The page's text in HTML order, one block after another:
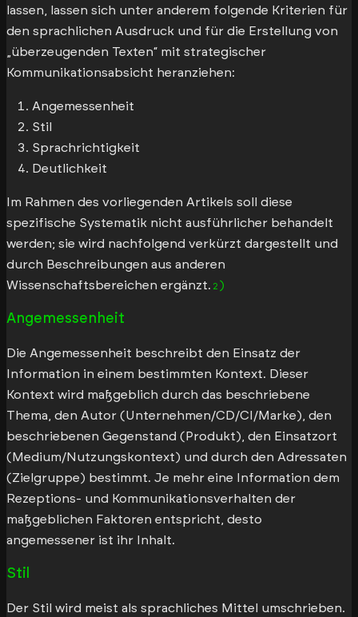
lassen, lassen sich unter anderem folgende Kriterien für
den sprachlichen Ausdruck und für die Erstellung von
„überzeugenden Texten“ mit strategischer
Kommunikationsabsicht heranziehen:
Angemessenheit
Stil
Sprachrichtigkeit
Deutlichkeit
Im Rahmen des vorliegenden Artikels soll diese
spezifische Systematik nicht ausführlicher behandelt
werden; sie wird nachfolgend verkürzt dargestellt und
durch Beschreibungen aus anderen
Wissenschaftsbereichen ergänzt. 2
Angemessenheit
Die Angemessenheit beschreibt den Einsatz der
Information in einem bestimmten Kontext. Dieser
Kontext wird maßgeblich durch das beschriebene
Thema, den Autor (Unternehmen/CD/CI/Marke), den
beschriebenen Gegenstand (Produkt), den Einsatzort
(Medium/Nutzungskontext) und durch den Adressaten
(Zielgruppe) bestimmt. Je mehr eine Information dem
Rezeptions- und Kommunikationsverhalten der
maßgeblichen Faktoren entspricht, desto
angemessener ist ihr Inhalt.
Stil
Der Stil wird meist als sprachliches Mittel umschrieben.